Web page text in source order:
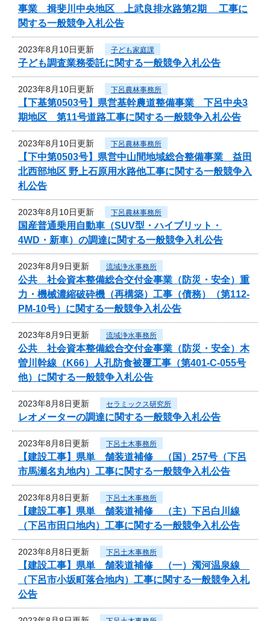
事業 揖斐川中央地区 上武良排水路第2期 工事に
関する一般競争入札公告
2023年8月10日更新 子ども家庭課
子ども調査業務委託に関する一般競争入札公告
2023年8月10日更新 下呂農林事務所
【下基第0503号】県営基幹農道整備事業 下呂中央3
期地区 第11号道路工事に関する一般競争入札公告
2023年8月10日更新 下呂農林事務所
【下中第0503号】県営中山間地域総合整備事業 益田
北西部地区 野上石原用水路他工事に関する一般競争入
札公告
2023年8月10日更新 下呂農林事務所
国産普通乗用自動車（SUV型・ハイブリット・
4WD・新車）の調達に関する一般競争入札公告
2023年8月9日更新 流域浄水事務所
公共 社会資本整備総合交付金事業（防災・安全）重
力・機械濃縮破砕機（再構築）工事（債務）（第112-
PM-10号）に関する一般競争入札公告
2023年8月9日更新 流域浄水事務所
公共 社会資本整備総合交付金事業（防災・安全）木
曽川幹線（K66）人孔防食被覆工事（第401-C-055号
他）に関する一般競争入札公告
2023年8月8日更新 セラミックス研究所
レオメーターの調達に関する一般競争入札公告
2023年8月8日更新 下呂土木事務所
【建設工事】県単 舗装道補修 （国）257号（下呂
市馬瀬名丸地内）工事に関する一般競争入札公告
2023年8月8日更新 下呂土木事務所
【建設工事】県単 舗装道補修 （主）下呂白川線
（下呂市田口地内）工事に関する一般競争入札公告
2023年8月8日更新 下呂土木事務所
【建設工事】県単 舗装道補修 （一）濁河温泉線
（下呂市小坂町落合地内）工事に関する一般競争入札
公告